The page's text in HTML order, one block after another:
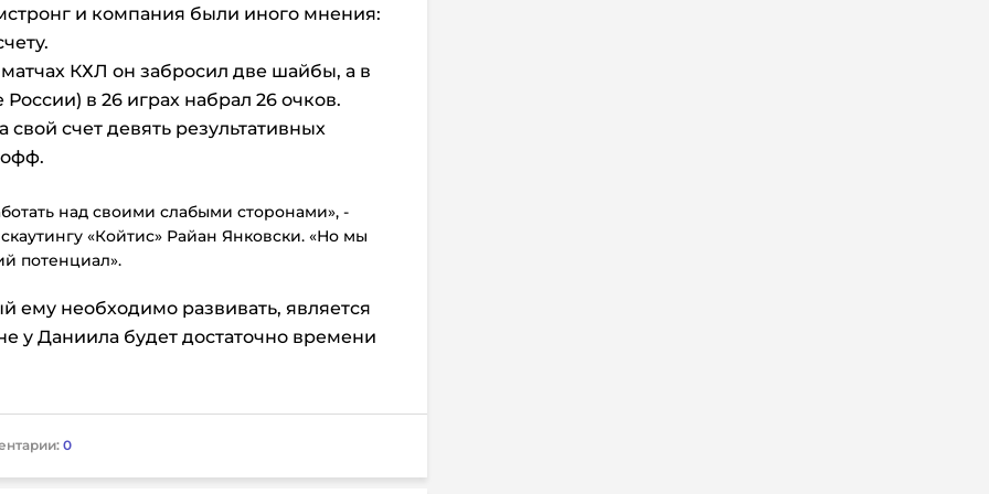
и компания были иного мнения:
КХЛ он забросил две шайбы, а в
в 26 играх набрал 26 очков.
счет девять результативных
над своими слабыми сторонами», -
«Койтис» Райан Янковски. «Но мы
потенциал».
необходимо развивать, является
у Даниила будет достаточно времени
0